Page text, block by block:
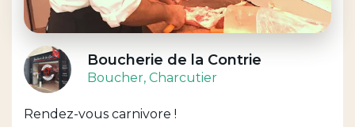
Boucherie de la Contrie
Boucher, Charcutier
Rendez-vous carnivore !